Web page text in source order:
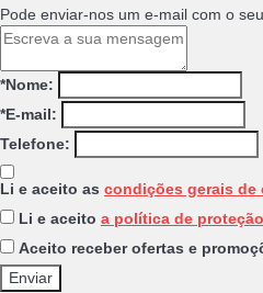
Pode enviar-nos um e-mail com o
*Nome:
*E-mail:
Telefone:
Li e aceito as condições gerais de
Li e aceito a política de
Aceito receber ofertas e